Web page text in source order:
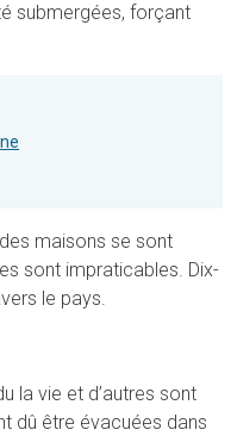
submergées, forçant
maisons se sont
sont impraticables. Dix-
le pays.
la vie et d’autres sont
dû être évacuées dans